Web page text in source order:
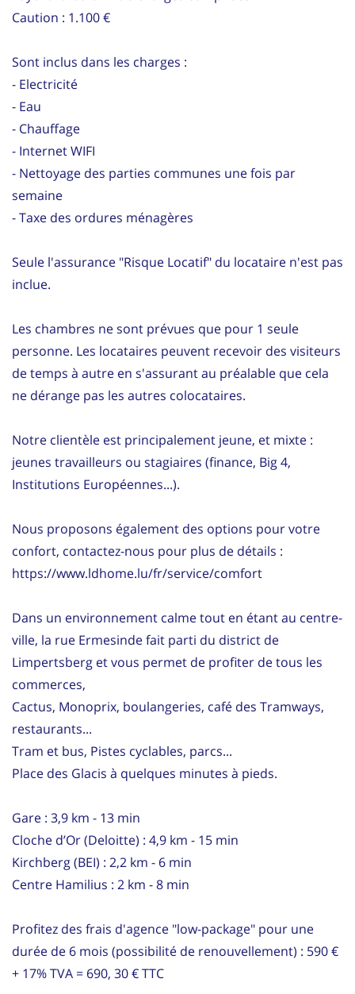
Caution : 1.100 €
Sont inclus dans les charges :
- Electricité
- Eau
- Chauffage
- Internet WIFI
- Nettoyage des parties communes une fois par
semaine
- Taxe des ordures ménagères
Seule l'assurance "Risque Locatif" du locataire n'est pas
inclue.
Les chambres ne sont prévues que pour 1 seule
personne. Les locataires peuvent recevoir des visiteurs
de temps à autre en s'assurant au préalable que cela
ne dérange pas les autres colocataires.
Notre clientèle est principalement jeune, et mixte :
jeunes travailleurs ou stagiaires (finance, Big 4,
Institutions Européennes...).
Nous proposons également des options pour votre
confort, contactez-nous pour plus de détails :
https://www.ldhome.lu/fr/service/comfort
Dans un environnement calme tout en étant au centre-
ville, la rue Ermesinde fait parti du district de
Limpertsberg et vous permet de profiter de tous les
commerces,
Cactus, Monoprix, boulangeries, café des Tramways,
restaurants...
Tram et bus, Pistes cyclables, parcs...
Place des Glacis à quelques minutes à pieds.
Gare : 3,9 km - 13 min
Cloche d’Or (Deloitte) : 4,9 km - 15 min
Kirchberg (BEI) : 2,2 km - 6 min
Centre Hamilius : 2 km - 8 min
Profitez des frais d'agence "low-package" pour une
durée de 6 mois (possibilité de renouvellement) : 590 €
+ 17% TVA = 690, 30 € TTC